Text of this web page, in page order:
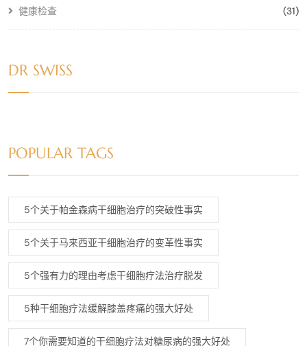
健康检查 (31)
DR SWISS
POPULAR TAGS
5个关于帕金森病干细胞治疗的突破性事实
5个关于马来西亚干细胞治疗的变革性事实
5个强有力的理由考虑干细胞疗法治疗脱发
5种干细胞疗法缓解膝盖疼痛的强大好处
7个你需要知道的干细胞疗法对糖尿病的强大好处